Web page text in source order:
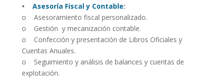
• Asesoría Fiscal y Contable:
o Asesoramiento fiscal personalizado.
o Gestión y mecanización contable.
o Confección y presentación de Libros Oficiales y
Cuentas Anuales.
o Seguimiento y análisis de balances y cuentas de
explotación.